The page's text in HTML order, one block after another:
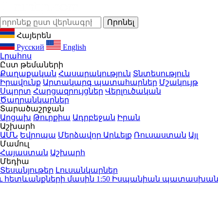
Հայերեն
Русский
English
Լրահոս
Ըստ թեմաների
Քաղաքական Հասարակություն Տնտեսություն
Իրավունք Արտակարգ պատահարներ Մշակույթ
Սպորտ Հարցազրույցներ Վերլուծական
Ծաղրանկարներ
Տարածաշրջան
Արցախ Թուրքիա Ադրբեջան Իրան
Աշխարհ
ԱՄՆ Եվրոպա Մերձավոր Արևելք Ռուսաստան Այլ
Մամուլ
Հայաստան Աշխարհ
Մեդիա
Տեսանյութեր Լուսանկարներ
մասին1:50 Իսպանիան պատասխան